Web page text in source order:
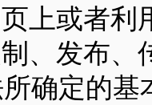
上或者利
、发布、
确定的基